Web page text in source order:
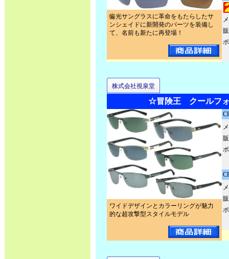
偏光サングラスに革命をもたらしたサ
ンシェイドに新開発のパーツを装備し
て、名前も新たに再登場！
株式会社視泉堂
☆冒険王 クールフ
ワイドデザインとカラーリングが魅力
的な超攻撃型スタイルモデル